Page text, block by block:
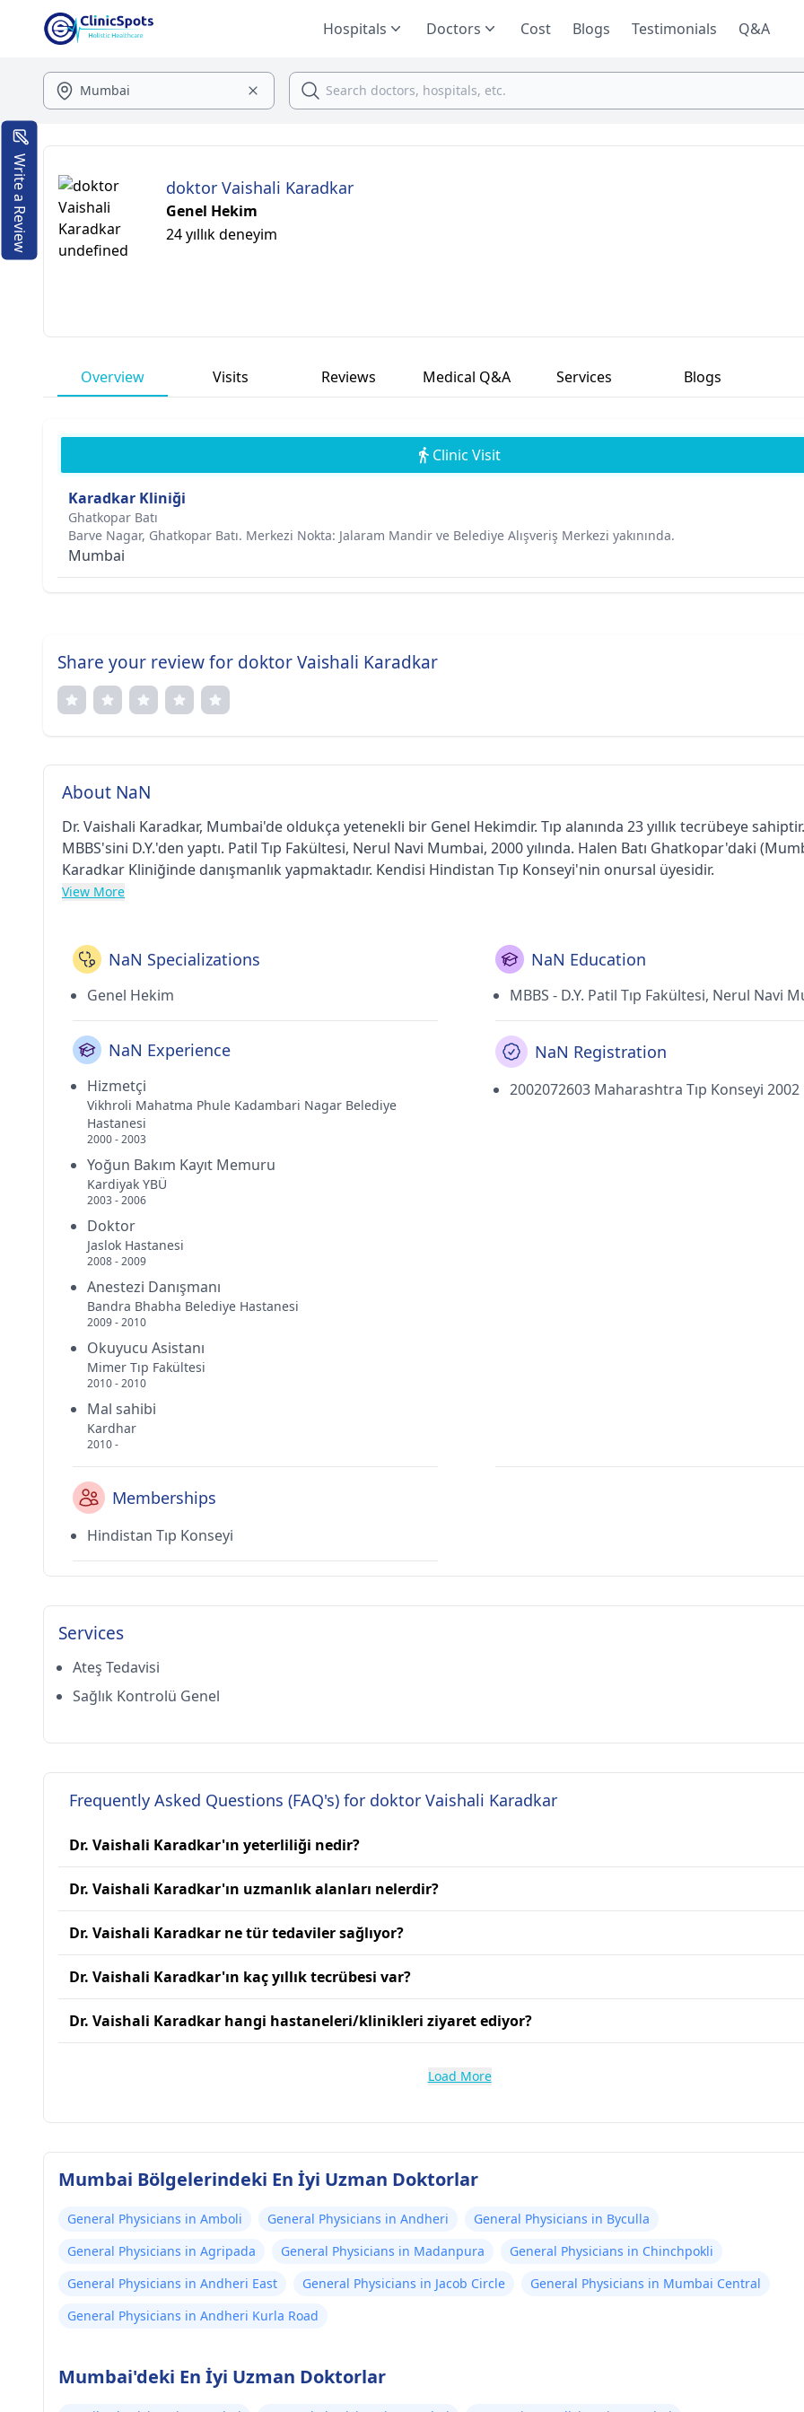
Hospitals Doctors Cost Blogs Testimonials Q&A
doktor Vaishali Karadkar
Genel Hekim
24 yıllık deneyim
Overview Visits Reviews Medical Q&A Services Blogs
Clinic Visit
Karadkar Kliniği
Ghatkopar Batı
Barve Nagar, Ghatkopar Batı. Merkezi Nokta: Jalaram Mandir ve Belediye Alışveriş Merkezi yakınında.
Mumbai
Share your review for doktor Vaishali Karadkar
About NaN
Dr. Vaishali Karadkar, Mumbai'de oldukça yetenekli bir Genel Hekimdir. Tıp alanında 23 yıllık tecrübeye sahiptir.
MBBS'sini D.Y.'den yaptı. Patil Tıp Fakültesi, Nerul Navi Mumbai, 2000 yılında. Halen Batı Ghatkopar'daki
Karadkar Kliniğinde danışmanlık yapmaktadır. Kendisi Hindistan Tıp Konseyi'nin onursal üyesidir.
View More
NaN Specializations
Genel Hekim
NaN Education
MBBS - D.Y. Patil Tıp Fakültesi, Nerul Navi
NaN Experience
Hizmetçi
Vikhroli Mahatma Phule Kadambari Nagar Belediye
Hastanesi
2000 - 2003
Yoğun Bakım Kayıt Memuru
Kardiyak YBÜ
2003 - 2006
Doktor
Jaslok Hastanesi
2008 - 2009
Anestezi Danışmanı
Bandra Bhabha Belediye Hastanesi
2009 - 2010
Okuyucu Asistanı
Mimer Tıp Fakültesi
2010 - 2010
Mal sahibi
Kardhar
2010 -
NaN Registration
2002072603 Maharashtra Tıp Konseyi 2002
Memberships
Hindistan Tıp Konseyi
Services
Ateş Tedavisi
Sağlık Kontrolü Genel
Frequently Asked Questions (FAQ's) for doktor Vaishali Karadkar
Dr. Vaishali Karadkar'ın yeterliliği nedir?
Dr. Vaishali Karadkar'ın uzmanlık alanları nelerdir?
Dr. Vaishali Karadkar ne tür tedaviler sağlıyor?
Dr. Vaishali Karadkar'ın kaç yıllık tecrübesi var?
Dr. Vaishali Karadkar hangi hastaneleri/klinikleri ziyaret ediyor?
Load More
Mumbai Bölgelerindeki En İyi Uzman Doktorlar
General Physicians in Amboli General Physicians in Andheri
General Physicians in Byculla
General Physicians in Agripada
General Physicians in Madanpura
General Physicians in Chinchpokli
General Physicians in Andheri East
General Physicians in Jacob Circle
General Physicians in Mumbai Central
General Physicians in Andheri Kurla Road
Mumbai'deki En İyi Uzman Doktorlar
Write a Review